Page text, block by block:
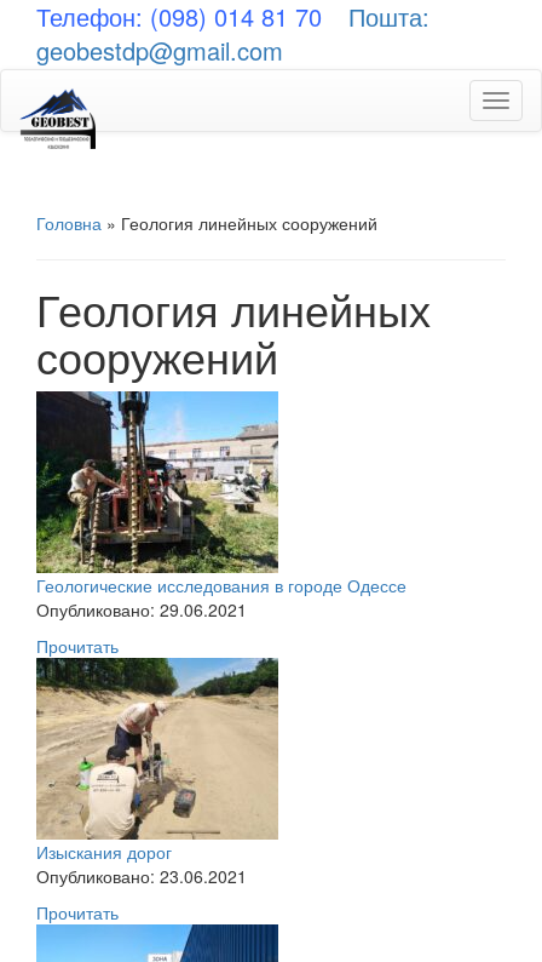
Телефон: (098) 014 81 70
Пошта:
geobestdp@gmail.com
Головна » Геология линейных сооружений
Геология линейных
сооружений
Геологические исследования в городе Одессе
Опубликовано: 29.06.2021
Прочитать
Изыскания дорог
Опубликовано: 23.06.2021
Прочитать